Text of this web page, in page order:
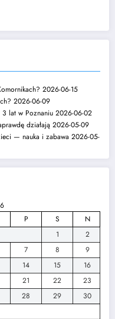
2026-06-15
2026-06-09
lat w Poznaniu 2026-06-02
działają 2026-05-09
— nauka i zabawa 2026-05-
P S
N
1
2
7 8
9
14 15
16
21 22
23
28 29
30